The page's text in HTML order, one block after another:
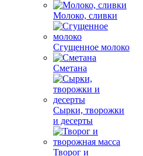
Молоко, сливки
Сгущенное молоко
Сметана
Сырки, творожки
и десерты
Творог и